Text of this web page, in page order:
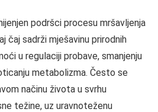
podršci procesu mršavljenja
čaj sadrži mješavinu prirodnih
u regulaciji probave, smanjenju
metabolizma. Često se
načinu života u svrhu
težine, uz uravnoteženu